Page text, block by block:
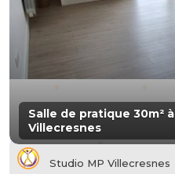
Salle de pratique 30m²
Villecresnes
Studio MP Villecresnes